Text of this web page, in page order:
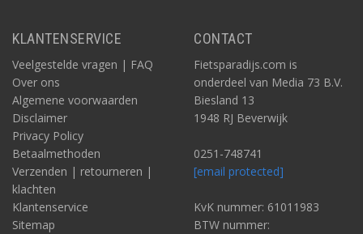
KLANTENSERVICE
Veelgestelde vragen | FAQ
Over ons
Algemene voorwaarden
Disclaimer
Privacy Policy
Betaalmethoden
Verzenden | retourneren |
klachten
Klantenservice
Sitemap
CONTACT
Fietsparadijs.com is
onderdeel van Media 73 B.V.
Biesland 13
1948 RJ Beverwijk
0251-748741
[email protected]
KvK nummer: 61011983
BTW nummer: